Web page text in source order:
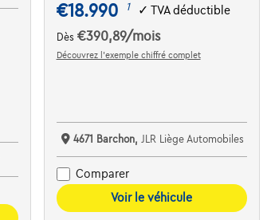
€18.990 1 ✓ TVA déductible
Dès €390,89/mois
Découvrez l’exemple chiffré complet
4671 Barchon, JLR Liège Automobiles
Comparer
Voir le véhicule